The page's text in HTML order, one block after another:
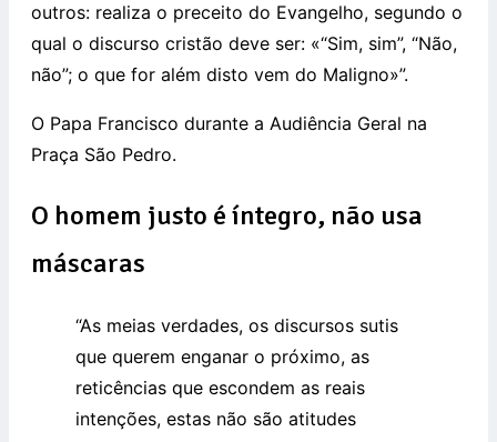
outros: realiza o preceito do Evangelho, segundo o
qual o discurso cristão deve ser: «“Sim, sim”, “Não,
não”; o que for além disto vem do Maligno»”.
O Papa Francisco durante a Audiência Geral na
Praça São Pedro.
O homem justo é íntegro, não usa
máscaras
“As meias verdades, os discursos sutis
que querem enganar o próximo, as
reticências que escondem as reais
intenções, estas não são atitudes